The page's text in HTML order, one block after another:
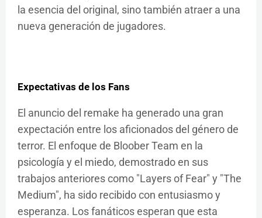
la esencia del original, sino también atraer a una
nueva generación de jugadores.
Expectativas de los Fans
El anuncio del remake ha generado una gran
expectación entre los aficionados del género de
terror. El enfoque de Bloober Team en la
psicología y el miedo, demostrado en sus
trabajos anteriores como "Layers of Fear" y "The
Medium", ha sido recibido con entusiasmo y
esperanza. Los fanáticos esperan que esta